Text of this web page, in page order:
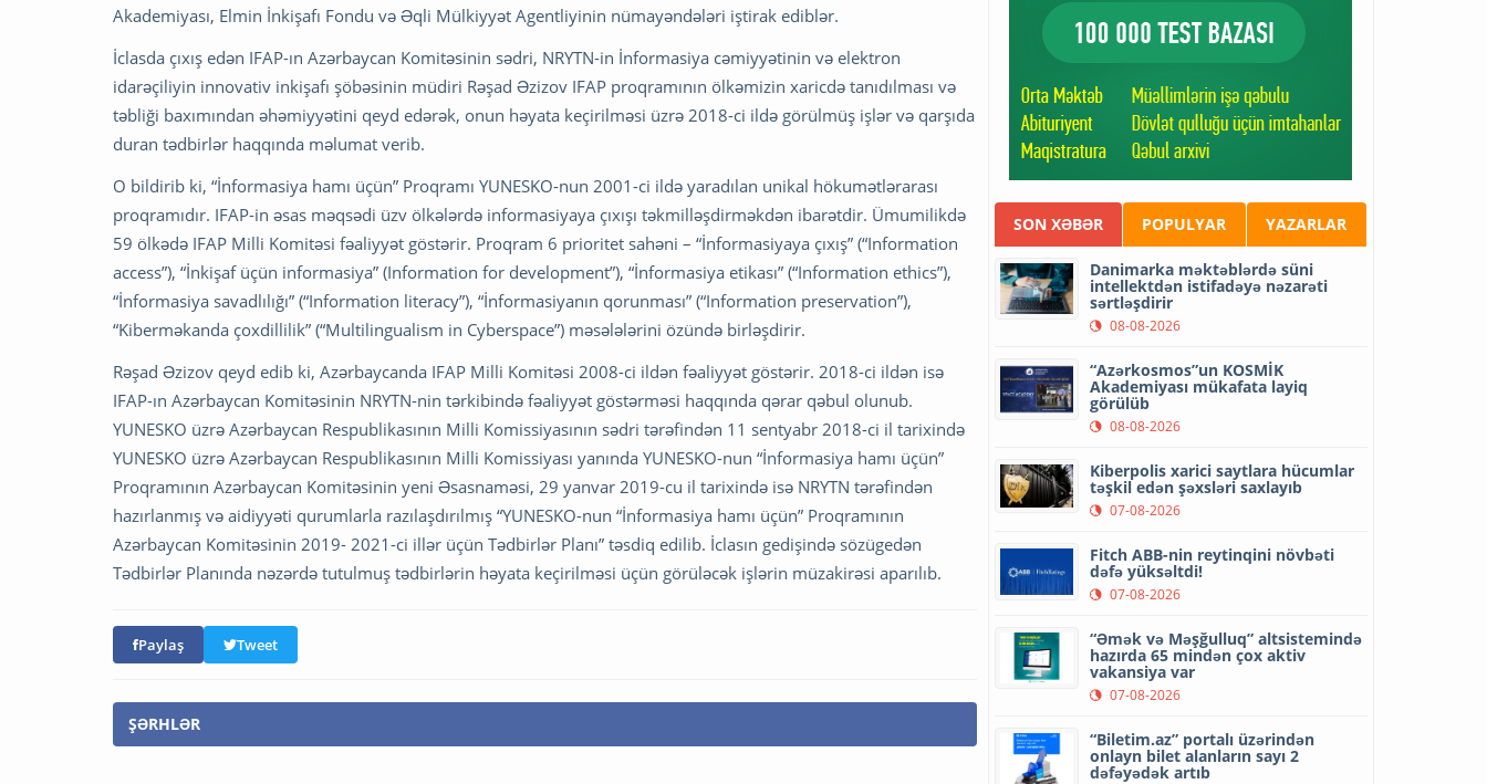
Akademiyası, Elmin İnkişafı Fondu və Əqli Mülkiyyət Agentliyinin nümayəndələri iştirak ediblər.
İclasda çıxış edən IFAP-ın Azərbaycan Komitəsinin sədri, NRYTN-in İnformasiya cəmiyyətinin və elektron
idarəçiliyin innovativ inkişafı şöbəsinin müdiri Rəşad Əzizov IFAP proqramının ölkəmizin xaricdə tanıdılması və
təbliği baxımından əhəmiyyətini qeyd edərək, onun həyata keçirilməsi üzrə 2018-ci ildə görülmüş işlər və qarşıda
duran tədbirlər haqqında məlumat verib.
O bildirib ki, “İnformasiya hamı üçün” Proqramı YUNESKO-nun 2001-ci ildə yaradılan unikal hökumətlərarası
proqramıdır. IFAP-in əsas məqsədi üzv ölkələrdə informasiyaya çıxışı təkmilləşdirməkdən ibarətdir. Ümumilikdə
59 ölkədə IFAP Milli Komitəsi fəaliyyət göstərir. Proqram 6 prioritet sahəni – “İnformasiyaya çıxış” (“Information
access”), “İnkişaf üçün informasiya” (Information for development”), “İnformasiya etikası” (“Information ethics”),
“İnformasiya savadlılığı” (“Information literacy”), “İnformasiyanın qorunması” (“Information preservation”),
“Kiberməkanda çoxdillilik” (“Multilingualism in Cyberspace”) məsələlərini özündə birləşdirir.
Rəşad Əzizov qeyd edib ki, Azərbaycanda IFAP Milli Komitəsi 2008-ci ildən fəaliyyət göstərir. 2018-ci ildən isə
IFAP-ın Azərbaycan Komitəsinin NRYTN-nin tərkibində fəaliyyət göstərməsi haqqında qərar qəbul olunub.
YUNESKO üzrə Azərbaycan Respublikasının Milli Komissiyasının sədri tərəfindən 11 sentyabr 2018-ci il tarixində
YUNESKO üzrə Azərbaycan Respublikasının Milli Komissiyası yanında YUNESKO-nun “İnformasiya hamı üçün”
Proqramının Azərbaycan Komitəsinin yeni Əsasnaməsi, 29 yanvar 2019-cu il tarixində isə NRYTN tərəfindən
hazırlanmış və aidiyyəti qurumlarla razılaşdırılmış “YUNESKO-nun “İnformasiya hamı üçün” Proqramının
Azərbaycan Komitəsinin 2019- 2021-ci illər üçün Tədbirlər Planı” təsdiq edilib. İclasın gedişində sözügedən
Tədbirlər Planında nəzərdə tutulmuş tədbirlərin həyata keçirilməsi üçün görüləcək işlərin müzakirəsi aparılıb.
Paylaş Tweet
ŞƏRHLƏR
SON XƏBƏR POPULYAR YAZARLAR
Danimarka məktəblərdə süni
intellektdən istifadəyə nəzarəti
sərtləşdirir
08-08-2026
“Azərkosmos”un KOSMİK
Akademiyası mükafata layiq
görülüb
08-08-2026
Kiberpolis xarici saytlara hücumlar
təşkil edən şəxsləri saxlayıb
07-08-2026
Fitch ABB-nin reytinqini növbəti
dəfə yüksəltdi!
07-08-2026
“Əmək və Məşğulluq” altsistemində
hazırda 65 mindən çox aktiv
vakansiya var
07-08-2026
“Biletim.az” portalı üzərindən
onlayn bilet alanların sayı 2
dəfəyədək artıb